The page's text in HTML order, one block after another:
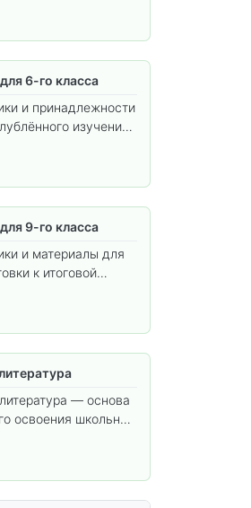
6-го класса
и принадлежности
изучения
9-го класса
и материалы для
к итоговой
— основа
освоения школьной